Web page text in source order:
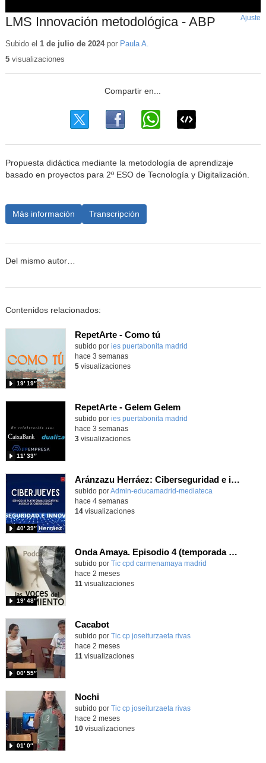
LMS Innovación metodológica - ABP Ajuste
Subido el 1 de julio de 2024por Paula A.
5visualizaciones
Propuesta didáctica mediante la metodología de aprendizaje
basado en proyectos para 2º ESO de Tecnología y Digitalización.
Más información Transcripción
Del mismo autor…
Contenidos relacionados:
RepetArte - Como tú
subido por ies puertabonita madrid
19′ 19″
hace 3 semanas
5visualizaciones
RepetArte - Gelem Gelem
subido por ies puertabonita madrid
11′ 33″
hace 3 semanas
3visualizaciones
Aránzazu Herráez: Ciberseguridad e innovación: Protegiendo y transformando la vida digital
subido porAdmin-educamadrid-mediateca
40′ 39″
hace 4 semanas
14visualizaciones
Onda Amaya. Episodio 4 (temporada 2): "La Capitana"
Contenido educativo.
subido por Tic cpd carmenamaya madrid
19′ 48″
hace 2 meses
11 visualizaciones
Cacabot
Contenido educativo.
subido por Tic cp joseiturzaeta rivas
00′ 55″
-
hace 2 meses
11 visualizaciones
Nochi
Contenido educativo.
subido por Tic cp joseiturzaeta rivas
01′ 0″
-
hace 2 meses
10visualizaciones